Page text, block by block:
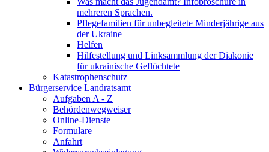
mehreren Sprachen.
Pflegefamilien für unbegleitete Minderjährige aus
der Ukraine
Helfen
Hilfestellung und Linksammlung der Diakonie
für ukrainische Geflüchtete
Katastrophenschutz
Bürgerservice Landratsamt
Aufgaben A - Z
Behördenwegweiser
Online-Dienste
Formulare
Anfahrt